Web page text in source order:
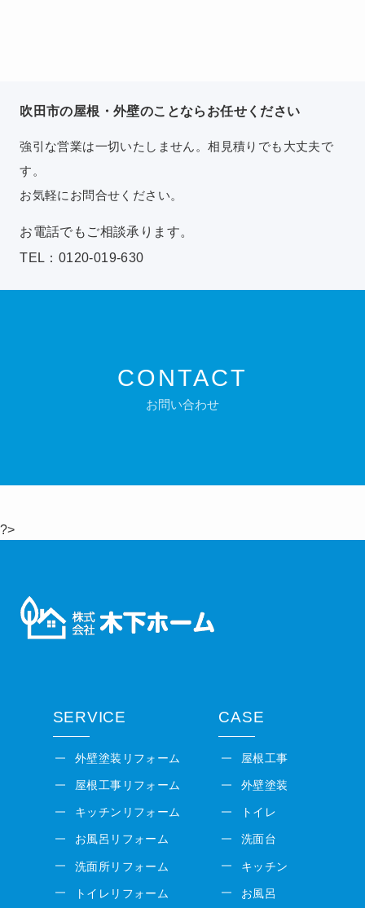
吹田市の屋根・外壁のことならお任せください
強引な営業は一切いたしません。相見積りでも大丈夫で
す。
お気軽にお問合せください。
お電話でもご相談承ります。
TEL：0120-019-630
CONTACT
お問い合わせ
?>
SERVICE
外壁塗装リフォーム
屋根工事リフォーム
キッチンリフォーム
お風呂リフォーム
洗面所リフォーム
トイレリフォーム
CASE
屋根工事
外壁塗装
トイレ
洗面台
キッチン
お風呂